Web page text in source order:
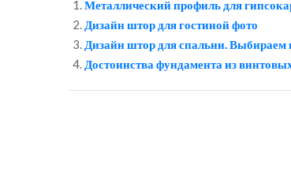
Металлический профиль для
Дизайн штор для гостиной фото
Дизайн штор для спальни. Выбираем
Достоинства фундамента из